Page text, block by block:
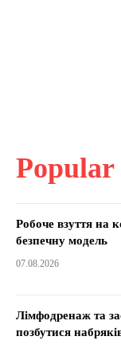
Popular
Робоче взуття на
безпечну модель
07.08.2026
Лімфодренаж та
позбутися